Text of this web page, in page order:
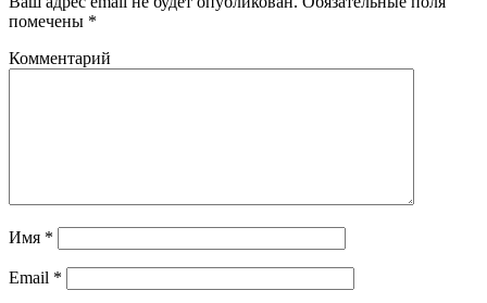
помечены *
Комментарий
Имя *
Email *